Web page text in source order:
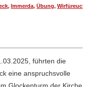
, Immerda, Übung, Wirfüreuch
führten die
eine anspruchsvolle